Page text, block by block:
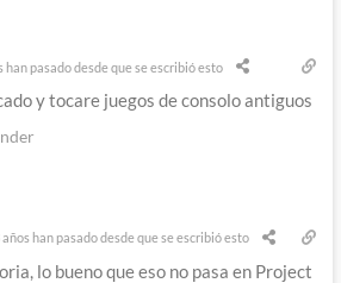
han pasado desde que se escribió esto
y tocare juegos de consolo antiguos
años han pasado desde que se escribió esto
lo bueno que eso no pasa en Project